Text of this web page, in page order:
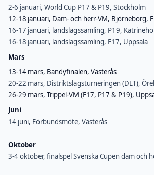
2-6 januari, World Cup P17 & P19, Stockholm
12-18 januari, Dam- och herr-VM, Björneborg,
16-17 januari, landslagssamling, P19,
16-18 januari, landslagssamling, F17, Uppsala
Mars
13-14 mars, Bandyfinalen, Västerås
20-22 mars, Distriktslagsturneringen (DLT),
26-29 mars, Trippel-VM (F17, P17 & P19),
Juni
14 juni, Förbundsmöte, Västerås
Oktober
3-4 oktober, finalspel Svenska Cupen dam och